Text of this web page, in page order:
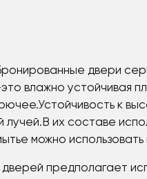
двери
влажно устойчивая
к
лучей.В их составе
можно
предполагает